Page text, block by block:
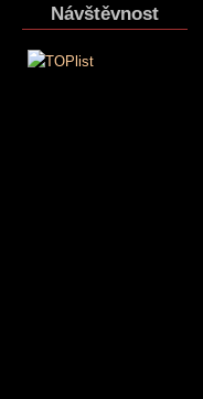
Návštěvnost